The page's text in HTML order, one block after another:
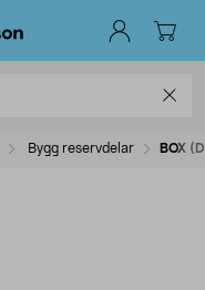
Bygg reservdelar BOX